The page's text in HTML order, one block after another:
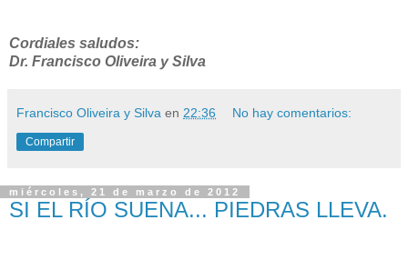
Cordiales saludos:
Dr. Francisco Oliveira y Silva
Francisco Oliveira y Silva en 22:36 No hay comentarios:
Compartir
miércoles, 21 de marzo de 2012
SI EL RÍO SUENA... PIEDRAS LLEVA.